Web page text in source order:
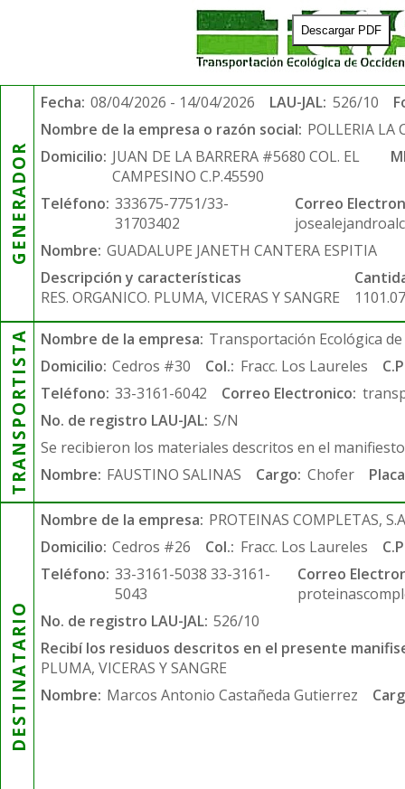
Descargar PDF
GENERADOR
Fecha: 08/04/2026 - 14/04/2026 LAU-JAL: 526/10
Nombre de la empresa o razón social: POLLERIA LA
Domicilio: JUAN DE LA BARRERA #5680 COL. EL
CAMPESINO C.P.45590
Teléfono: 333675-7751/33-
31703402
Correo
Nombre: GUADALUPE JANETH CANTERA ESPITIA
Descripción y características
RES. ORGANICO. PLUMA, VICERAS Y SANGRE
1101.07
TRANSPORTISTA Nombre de la empresa: Transportación Ecológica de
Domicilio: Cedros #30 Col.: Fracc. Los Laureles
Teléfono: 33-3161-6042 Correo Electronico:
No. de registro LAU-JAL: S/N
Se recibieron los materiales descritos en el
Nombre: FAUSTINO SALINAS Cargo: Chofer
DESTINATARIO
Nombre de la empresa: PROTEINAS COMPLETAS,
Domicilio: Cedros #26 Col.: Fracc. Los Laureles
Teléfono: 33-3161-5038 33-3161-
5043
Correo
No. de registro LAU-JAL: 526/10
Recibí los residuos descritos en el presente
PLUMA, VICERAS Y SANGRE
Nombre: Marcos Antonio Castañeda Gutierrez